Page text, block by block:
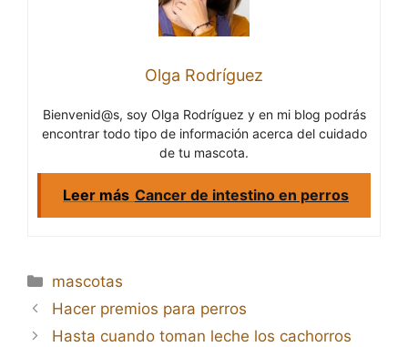
Olga Rodríguez
Bienvenid@s, soy Olga Rodríguez y en mi blog podrás
encontrar todo tipo de información acerca del cuidado
de tu mascota.
Leer más Cancer de intestino en perros
Categorías
mascotas
Navegación
de
Hacer premios para perros
Hasta cuando toman leche los cachorros